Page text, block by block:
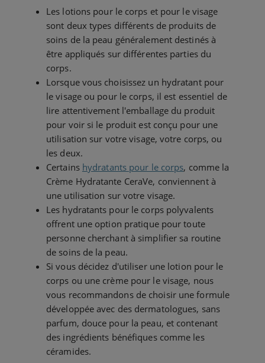
Les lotions pour le corps et pour le visage
sont deux types différents de produits de
soins de la peau généralement destinés à
être appliqués sur différentes parties du
corps.
Lorsque vous choisissez un hydratant pour
le visage ou pour le corps, il est essentiel de
lire attentivement l'emballage du produit
pour voir si le produit est conçu pour une
utilisation sur votre visage, votre corps, ou
les deux.
Certains hydratants pour le corps, comme la
Crème Hydratante CeraVe, conviennent à
une utilisation sur votre visage.
Les hydratants pour le corps polyvalents
offrent une option pratique pour toute
personne cherchant à simplifier sa routine
de soins de la peau.
Si vous décidez d'utiliser une lotion pour le
corps ou une crème pour le visage, nous
vous recommandons de choisir une formule
développée avec des dermatologues, sans
parfum, douce pour la peau, et contenant
des ingrédients bénéfiques comme les
céramides.